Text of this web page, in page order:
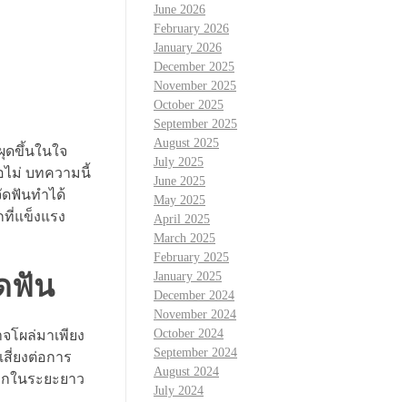
ขึ้นในใจ
ไม่ บทความนี้
ดฟันทำได้
แข็งแรง
ฟัน
ผล่มาเพียง
ยงต่อการ
ในระยะยาว
June 2026
February 2026
January 2026
December 2025
November 2025
October 2025
September 2025
August 2025
July 2025
June 2025
May 2025
April 2025
March 2025
February 2025
January 2025
December 2024
November 2024
October 2024
September 2024
August 2024
July 2024